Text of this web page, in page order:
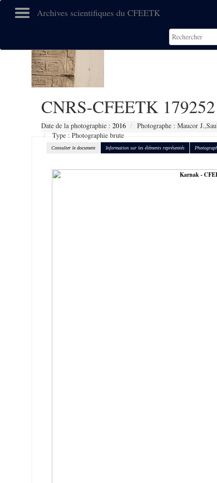
Archives scientifiques du CFEETK
CNRS-CFEETK 179252
Date de la photographie : 2016
Photographe : Maucor
Type : Photographie brute
Consulter le document Information sur les éléments représentés